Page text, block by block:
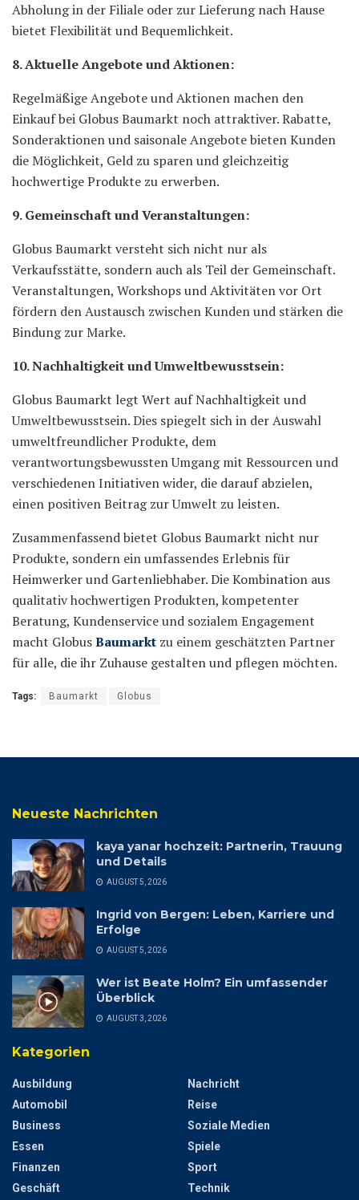
Abholung in der Filiale oder zur Lieferung nach Hause
bietet Flexibilität und Bequemlichkeit.
8. Aktuelle Angebote und Aktionen:
Regelmäßige Angebote und Aktionen machen den
Einkauf bei Globus Baumarkt noch attraktiver. Rabatte,
Sonderaktionen und saisonale Angebote bieten Kunden
die Möglichkeit, Geld zu sparen und gleichzeitig
hochwertige Produkte zu erwerben.
9. Gemeinschaft und Veranstaltungen:
Globus Baumarkt versteht sich nicht nur als
Verkaufsstätte, sondern auch als Teil der Gemeinschaft.
Veranstaltungen, Workshops und Aktivitäten vor Ort
fördern den Austausch zwischen Kunden und stärken die
Bindung zur Marke.
10. Nachhaltigkeit und Umweltbewusstsein:
Globus Baumarkt legt Wert auf Nachhaltigkeit und
Umweltbewusstsein. Dies spiegelt sich in der Auswahl
umweltfreundlicher Produkte, dem
verantwortungsbewussten Umgang mit Ressourcen und
verschiedenen Initiativen wider, die darauf abzielen,
einen positiven Beitrag zur Umwelt zu leisten.
Zusammenfassend bietet Globus Baumarkt nicht nur
Produkte, sondern ein umfassendes Erlebnis für
Heimwerker und Gartenliebhaber. Die Kombination aus
qualitativ hochwertigen Produkten, kompetenter
Beratung, Kundenservice und sozialem Engagement
macht GlobusBaumarkt zu einem geschätzten Partner
für alle, die ihr Zuhause gestalten und pflegen möchten.
Tags: Baumarkt Globus
Neueste Nachrichten
kaya yanar hochzeit: Partnerin, Trauung
und Details
AUGUST 5, 2026
Ingrid von Bergen: Leben, Karriere und
Erfolge
AUGUST 5, 2026
Wer ist Beate Holm? Ein umfassender
Überblick
AUGUST 3, 2026
Kategorien
Ausbildung
Automobil
Business
Essen
Finanzen
Geschäft
Nachricht
Reise
Soziale Medien
Spiele
Sport
Technik